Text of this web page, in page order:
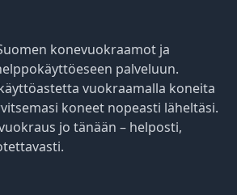
konevuokraamot ja
palveluun.
vuokraamalla koneita
koneet nopeasti läheltäsi.
jo tänään – helposti,